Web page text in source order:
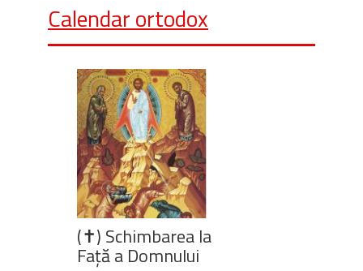
Calendar ortodox
(✝) Schimbarea la
Față a Domnului